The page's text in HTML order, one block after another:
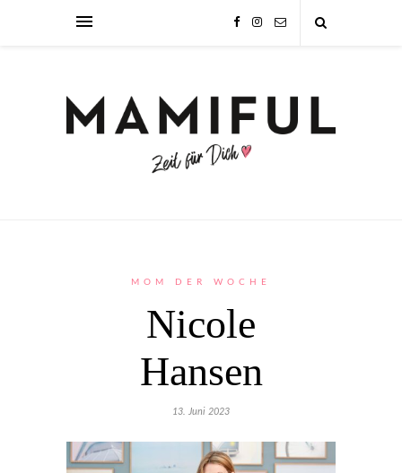
MOM DER WOCHE
Nicole
Hansen
13. Juni 2023